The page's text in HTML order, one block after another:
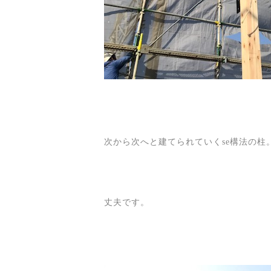
次から次へと建てられていくse構法の柱
丈夫です。